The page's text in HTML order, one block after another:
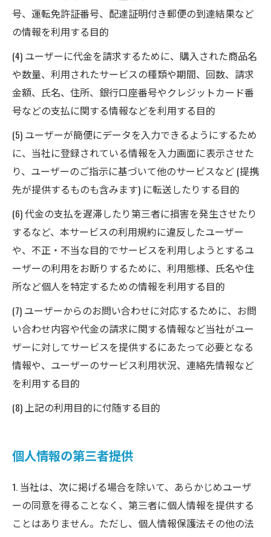
号、運転免許証番号、配達証明付き郵便の到達結果など
の情報を利用する目的
(4) ユーザーに代金を請求するために、購入された商品名
や数量、利用されたサービスの種類や期間、回数、請求
金額、氏名、住所、銀行口座番号やクレジットカード番
号などの支払に関する情報などを利用する目的
(5) ユーザーが簡便にデータを入力できるようにするため
に、当社に登録されている情報を入力画面に表示させた
り、ユーザーのご指示に基づいて他のサービスなど (提携
先が提供するものも含みます) に転送したりする目的
(6) 代金の支払を遅滞したり第三者に損害を発生させたり
するなど、本サービスの利用規約に違反したユーザー
や、不正・不当な目的でサービスを利用しようとするユ
ーザーの利用をお断りするために、利用態様、氏名や住
所など個人を特定するための情報を利用する目的
(7) ユーザーからのお問い合わせに対応するために、お問
い合わせ内容や代金の請求に関する情報など当社がユー
ザーに対してサービスを提供するにあたって必要となる
情報や、ユーザーのサービス利用状況、連絡先情報など
を利用する目的
(8) 上記の利用目的に付随する目的
個人情報の第三者提供
1. 当社は、次に掲げる場合を除いて、あらかじめユーザ
ーの同意を得ることなく、第三者に個人情報を提供する
ことはありません。ただし、個人情報保護法その他の法